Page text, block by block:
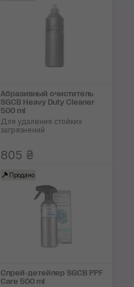
Абразивный очисти­тель
SGCB Heavy Duty Cleaner
500 ml
Для удаления стойких
загрязнений
805 ₴
Продано
Спрей-детейлер SGCB PPF
Care 500 ml